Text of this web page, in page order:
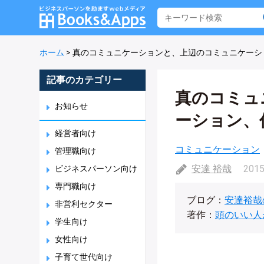
ホーム > 真のコミュニケーションと、上辺のコミュニケー
記事のカテゴリー
お知らせ
経営者向け
管理職向け
ビジネスパーソン向け
専門職向け
非営利セクター
学生向け
女性向け
子育て世代向け
真のコミ
ーション
コミュニケーション
安達 裕哉
ブログ： 安達裕
著作： 頭のいい